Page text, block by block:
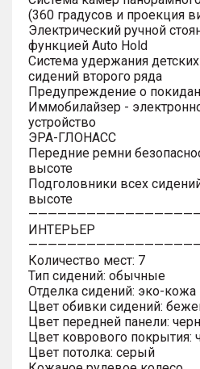
(360 градусов и проекция
Электрический ручной
функцией Auto Hold
Система удержания
сидений второго ряда
Предупреждение о
Иммобилайзер -
устройство
ЭРА-ГЛОНАСС
Передние ремни
высоте
Подголовники всех
высоте
ИНТЕРЬЕР
Количество мест: 7
Тип сидений: обычные
Отделка сидений: эко-кожа
Цвет обивки сидений:
Цвет передней панели:
Цвет коврового покрытия:
Цвет потолка: серый